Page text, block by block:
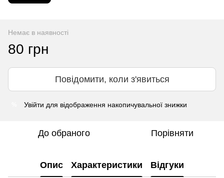
Немає в наявності
80 грн
Повідомити, коли з'явиться
Увійти для відображення накопичувальної знижки
До обраного Порівняти
Опис Характеристики Відгуки